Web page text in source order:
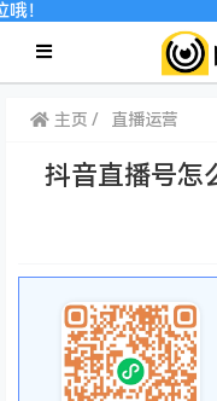
！
主页 直播运营
抖音直播号怎